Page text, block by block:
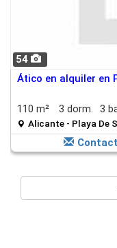
54
Ático en alquiler en
110 m² 3 dorm. 3
Alicante - Playa De